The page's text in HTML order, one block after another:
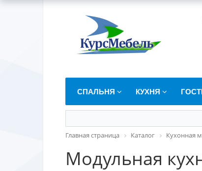
СПАЛЬНЯ КУХНЯ
Главная страница Каталог Кухонная
Модульная